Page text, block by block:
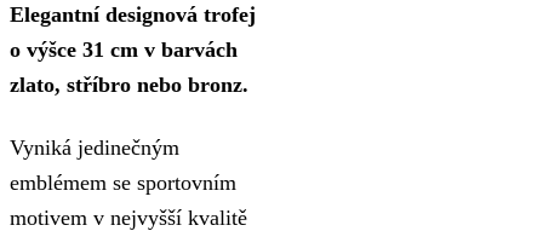
Elegantní designová trofej
o výšce 31 cm v barvách
zlato, stříbro nebo bronz.
Vyniká jedinečným
emblémem se sportovním
motivem v nejvyšší kvalitě